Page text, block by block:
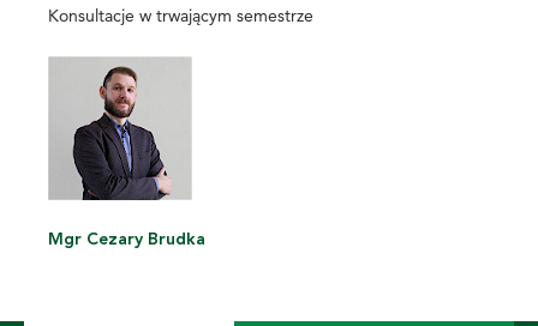
Konsultacje w trwającym semestrze
Mgr Cezary Brudka